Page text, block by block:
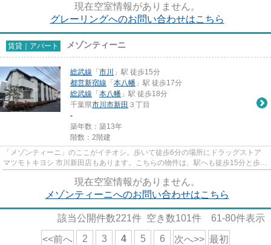
現在空室情報がありません。
グレーリングへのお問い合わせはこちら
賃貸｜アパート メゾンティーニ
総武線 「 市川
」駅 徒歩15分
都営新宿線 「 本八幡 」駅 徒歩17分
総武線 「 本八幡 」駅 徒歩18分
千葉県市川市新田 ３丁目
-
築年数：築13年
階数：2階建
「メゾンティーニ」のここがイチオシ。歩いて徒歩6分の場所にドラッグストア
マツモトキヨシ 市川新田店もあります。こちらの物件は、駅へも徒歩15分と歩い
現在空室情報がありません。
メゾンティーニへのお問い合わせはこちら
該当公開件数221件 空き数101件 61-80件表示
<<前へ 2 3 4 5 6 次へ>> 最初